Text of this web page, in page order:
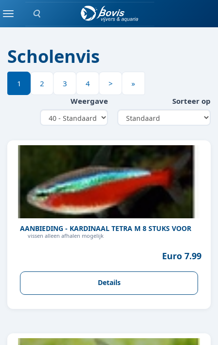
Zoeken
MenuTROPISCHE VIS
Scholenvis
1 2 3 4 >
»
Weergave
Sorteer op
AANBIEDING - KARDINAAL TETRA M 8 STUKS VOOR
vissen alleen afhalen mogelijk
Euro 7.99
Details